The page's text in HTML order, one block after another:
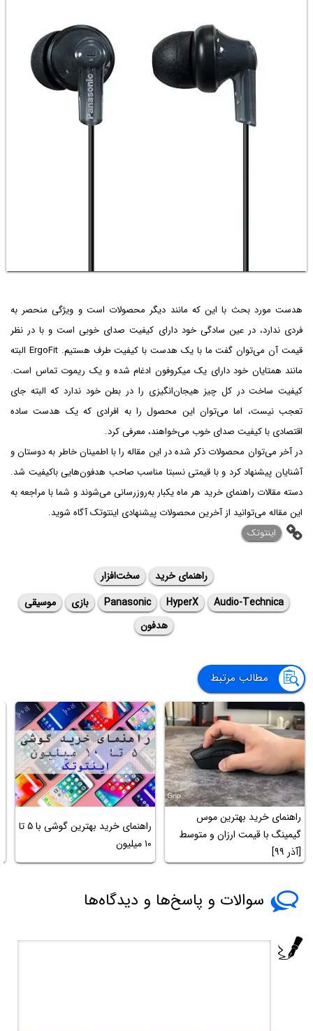
هدست مورد بحث با این که مانند دیگر محصولات است و ویژگی منحصر به
فردی ندارد،‌ در عین سادگی خود دارای کیفیت صدای خوبی است و با در نظر
قیمت آن می‌توان گفت ما با یک هدست با کیفیت طرف هستیم. ErgoFit البته
مانند همتایان خود دارای یک میکروفون ادغام شده و یک ریموت تماس است.
کیفیت ساخت در کل چیز هیجان‌انگیزی را در بطن خود ندارد که البته جای
تعجب نیست،‌ اما می‌توان این محصول را به افرادی که یک هدست ساده
اقتصادی با کیفیت صدای خوب می‌خواهند، معرفی کرد.
در آخر می‌توان محصولات ذکر شده در این مقاله را با اطمینان خاطر به دوستان و
آشنایان پیشنهاد کرد و با قیمتی نسبتا مناسب صاحب هدفون‌هایی باکیفیت شد.
دسته مقالات راهنمای خرید هر ماه یکبار به‌روزرسانی می‌شوند و شما با مراجعه به
این مقاله می‌توانید از آخرین محصولات پیشنهادی اینتوتک آگاه شوید.
اینتوتک
راهنمای خرید
سخت‌افزار
Audio-Technica
HyperX
Panasonic بازی
موسیقی
هدفون
مطالب مرتبط
راهنمای خرید بهترین موس
گیمینگ با قیمت ارزان و متوسط
[آذر ۹۹]
راهنمای خرید بهترین گوشی با ۵ تا
۱۰ میلیون
سوالات و پاسخ‌ها و دیدگاه‌ها